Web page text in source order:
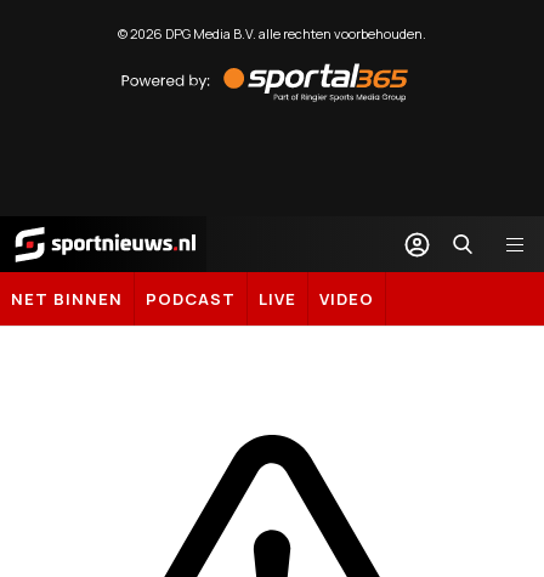
©2026 DPG Media B.V. alle rechten voorbehouden.
by
Sportal365
Sportnieuws.nl
NET BINNEN PODCAST LIVE VIDEO